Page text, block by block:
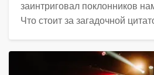
заинтриговал поклонников
Что стоит за загадочной